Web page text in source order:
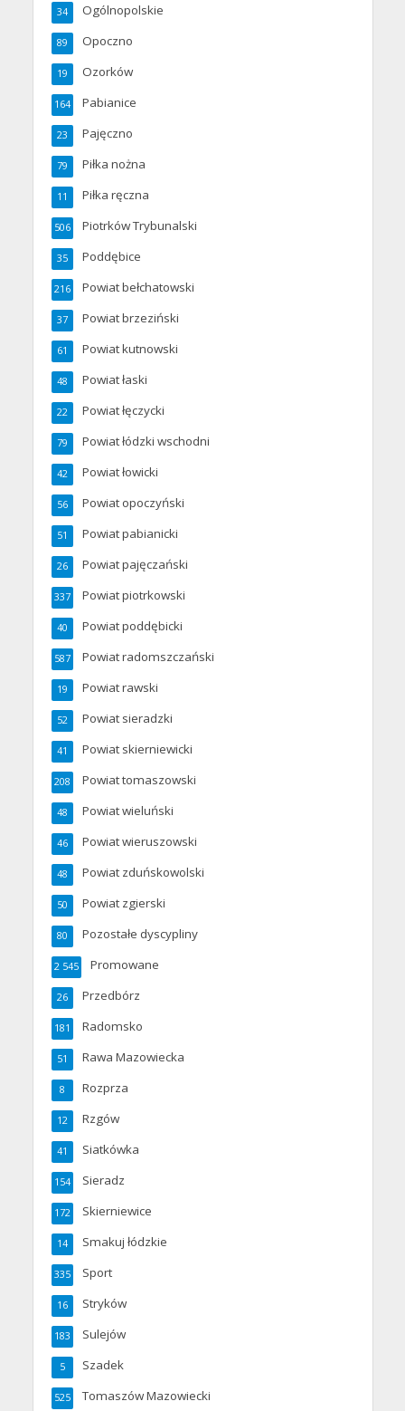
Ogólnopolskie
34
Opoczno
89
Ozorków
19
Pabianice
164
Pajęczno
23
Piłka nożna
79
Piłka ręczna
11
Piotrków Trybunalski
506
Poddębice
35
Powiat bełchatowski
216
Powiat brzeziński
37
Powiat kutnowski
61
Powiat łaski
48
Powiat łęczycki
22
Powiat łódzki wschodni
79
Powiat łowicki
42
Powiat opoczyński
56
Powiat pabianicki
51
Powiat pajęczański
26
Powiat piotrkowski
337
Powiat poddębicki
40
Powiat radomszczański
587
Powiat rawski
19
Powiat sieradzki
52
Powiat skierniewicki
41
Powiat tomaszowski
208
Powiat wieluński
48
Powiat wieruszowski
46
Powiat zduńskowolski
48
Powiat zgierski
50
Pozostałe dyscypliny
80
Promowane
2 545
Przedbórz
26
Radomsko
181
Rawa Mazowiecka
51
Rozprza
8
Rzgów
12
Siatkówka
41
Sieradz
154
Skierniewice
172
Smakuj łódzkie
14
Sport
335
Stryków
16
Sulejów
183
Szadek
5
Tomaszów Mazowiecki
525